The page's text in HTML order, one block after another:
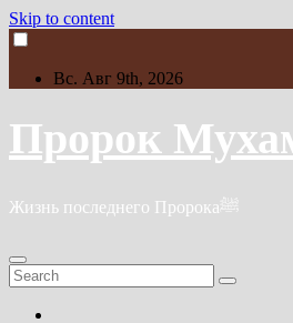
Skip to content
Вс. Авг 9th, 2026
Пророк
Жизнь последнего Пророкаﷺ